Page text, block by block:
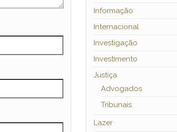
Informação
Internacional
Investigação
Investimento
Justiça
Advogados
Tribunais
Lazer